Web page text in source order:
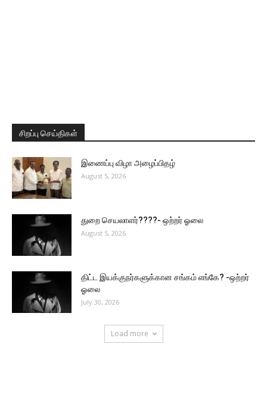
சிறப்பு செய்திகள்
இணைப்பு விழா அழைப்பிதழ்
August 5, 2026
துறை செயலாளர்????- ஒற்றர் ஓலை
August 5, 2026
திட்ட இயக்குநர்களுக்கான சங்கம் எங்கே? -ஒற்றர்
ஓலை
July 30, 2026
Load more